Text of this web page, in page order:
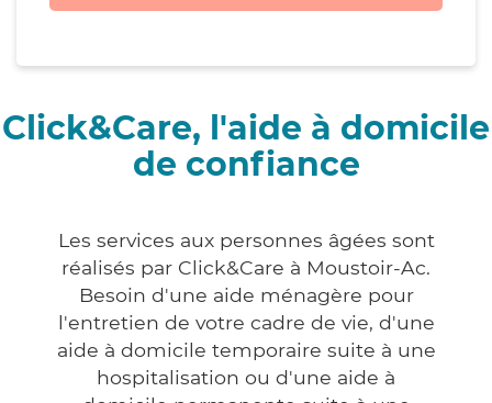
Click&Care, l'aide à domicile
de confiance
Les services aux personnes âgées sont
réalisés par Click&Care à Moustoir-Ac.
Besoin d'une aide ménagère pour
l'entretien de votre cadre de vie, d'une
aide à domicile temporaire suite à une
hospitalisation ou d'une aide à